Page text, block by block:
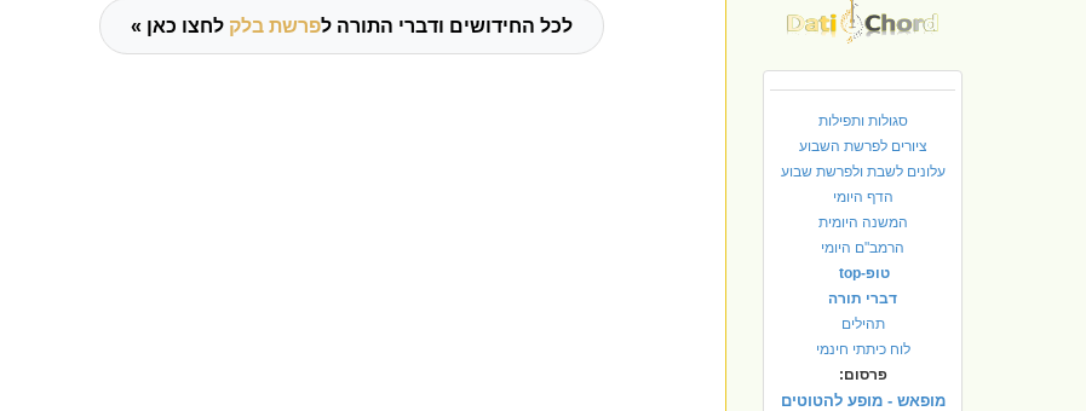
סגולות ותפילות
ציורים לפרשת השבוע
עלונים לשבת ולפרשת שבוע
הדף היומי
המשנה היומית
הרמב"ם היומי
טופ-top
דברי תורה
תהילים
לוח כיתתי חינמי
פרסום:
מופאש - מופע להטוטים
לכל החידושים ודברי התורה לפרשת בלק לחצו כאן »